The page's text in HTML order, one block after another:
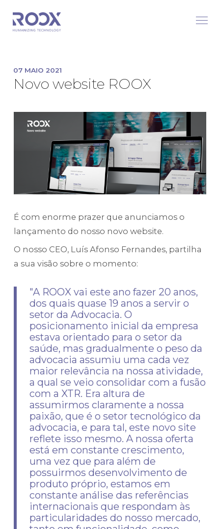
07 MAIO 2021
Novo website ROOX
É com enorme prazer que anunciamos o
lançamento do nosso novo website.
O nosso CEO, Luís Afonso Fernandes, partilha
a sua visão sobre o momento:
"A ROOX vai este ano fazer 20 anos,
dos quais quase 19 anos a servir o
setor da Advocacia. O
posicionamento inicial da empresa
estava orientado para o setor da
saúde, mas gradualmente o peso da
advocacia assumiu uma cada vez
maior relevância na nossa atividade,
a qual se veio consolidar com a fusão
com a XTR. Era altura de
assumirmos claramente a nossa
paixão, que é o setor tecnológico da
advocacia, e para tal, este novo site
reflete isso mesmo. A nossa oferta
está em constante crescimento,
uma vez que para além de
possuirmos desenvolvimento de
produto próprio, estamos em
constante análise das referências
internacionais que respondam às
particularidades do nosso mercado,